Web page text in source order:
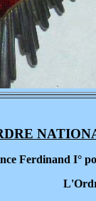
Ferdinand I°